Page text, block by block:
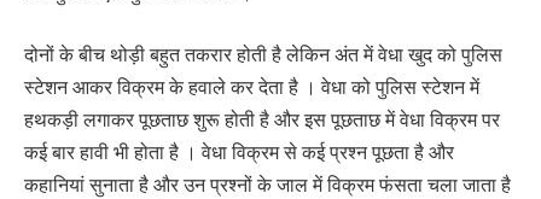
दोनों के बीच थोड़ी बहुत तकरार होती है लेकिन अंत में वेधा खुद को पुलिस
स्टेशन आकर विक्रम के हवाले कर देता है । वेधा को पुलिस स्टेशन में
हथकड़ी लगाकर पूछताछ शुरू होती है और इस पूछताछ में वेधा विक्रम पर
कई बार हावी भी होता है । वेधा विक्रम से कई प्रश्न पूछता है और
कहानियां सुनाता है और उन प्रश्नों के जाल में विक्रम फंसता चला जाता है